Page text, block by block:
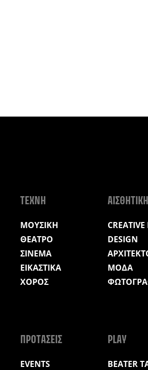
ΤΕΧΝΗ
ΜΟΥΣΙΚΗ
ΘΕΑΤΡΟ
ΣΙΝΕΜΑ
ΕΙΚΑΣΤΙΚΑ
ΧΟΡΟΣ
ΑΙΣΘΗΤΙΚΗ
CREATIVE
DESIGN
ΜΟΔΑ
ΠΡΟΤΑΣΕΙΣ
EVENTS
PLAY
BEATER